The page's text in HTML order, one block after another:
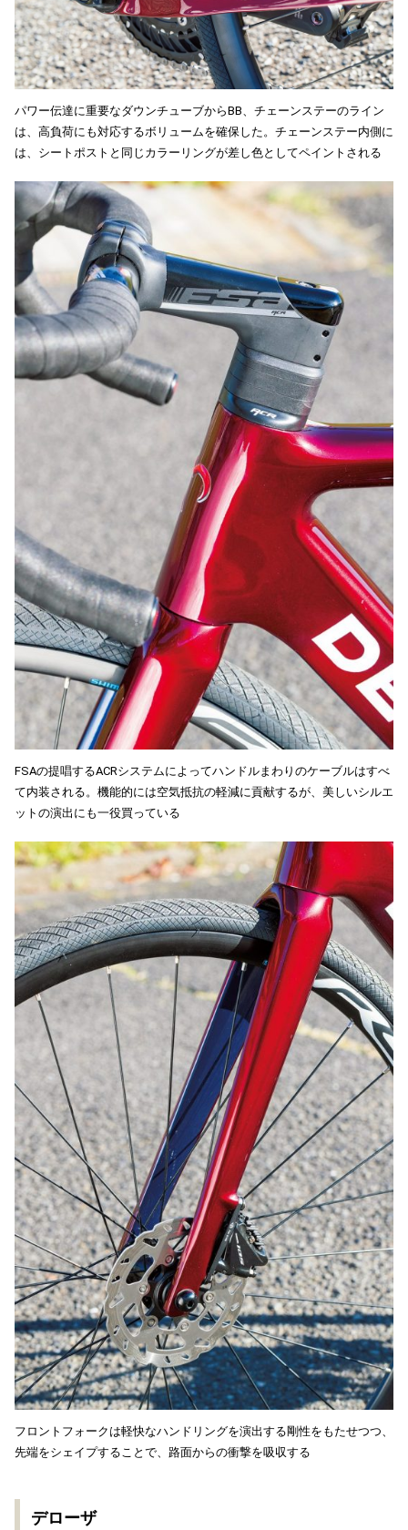
パワー伝達に重要なダウンチューブからBB、チェーンステーのライン
は、高負荷にも対応するボリュームを確保した。チェーンステー内側に
は、シートポストと同じカラーリングが差し色としてペイントされる
FSAの提唱するACRシステムによってハンドルまわりのケーブルはすべ
て内装される。機能的には空気抵抗の軽減に貢献するが、美しいシルエ
ットの演出にも一役買っている
フロントフォークは軽快なハンドリングを演出する剛性をもたせつつ、
先端をシェイプすることで、路面からの衝撃を吸収する
デローザ